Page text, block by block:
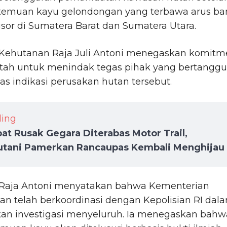
kayu gelondongan yang terbawa arus
di Sumatera Barat dan Sumatera Utara.
Raja Juli Antoni menegaskan
untuk menindak tegas pihak yang
indikasi perusakan hutan tersebut.
Rusak Gegara Diterabas Motor Trail,
Pamerkan Rancaupas Kembali Menghijau
Antoni menyatakan bahwa Kementerian
telah berkoordinasi dengan Kepolisian RI
investigasi menyeluruh. Ia menegaskan